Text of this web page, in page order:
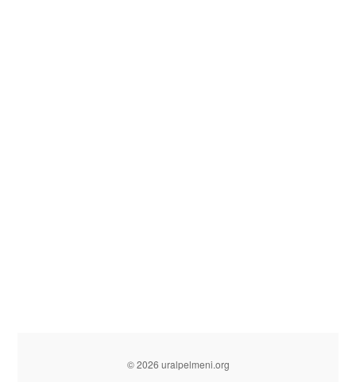
© 2026 uralpelmeni.org